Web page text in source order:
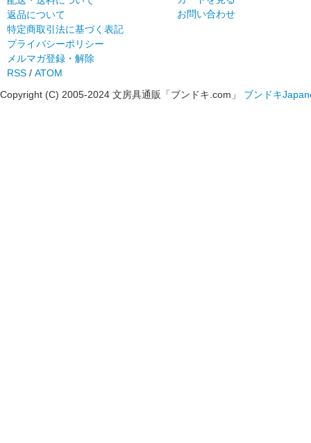
返品について
特定商取引法に基づく表記
プライバシーポリシー
メルマガ登録・解除
RSS/ ATOM
お問い合わせ
Copyright (C) 2005-2024 文房具通販「ブンドキ.com」 ブンドキ